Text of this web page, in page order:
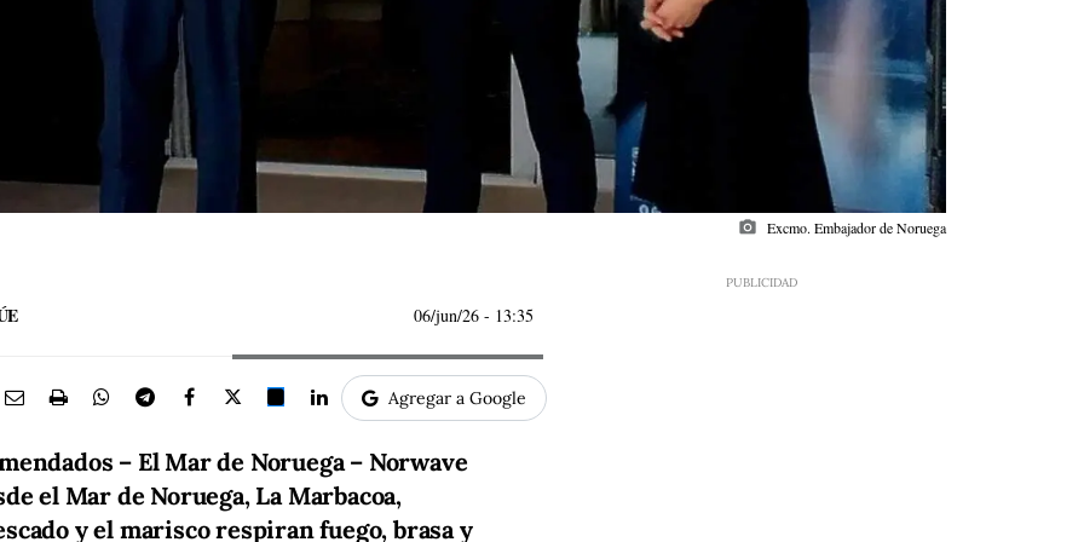
photo_camera Excmo. Embajador de Noruega
06/jun/26 - 13:35
Agregar a Google
– El Mar de Noruega – Norwave
el Mar de Noruega, La Marbacoa,
y el marisco respiran fuego, brasa y